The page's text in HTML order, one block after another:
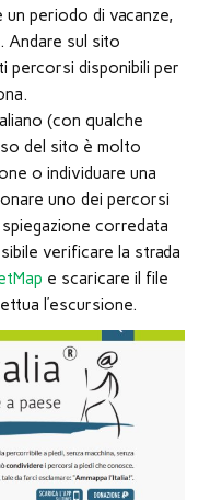
periodo di vacanze,
Andare sul sito
percorsi disponibili per
(con qualche
del sito è molto
o individuare una
uno dei percorsi
corredata
verificare la strada
e scaricare il file
l’escursione.